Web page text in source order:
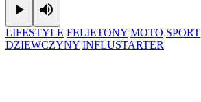
Play
LIFESTYLE FELIETONY MOTO SPORT
DZIEWCZYNY INFLUSTARTER